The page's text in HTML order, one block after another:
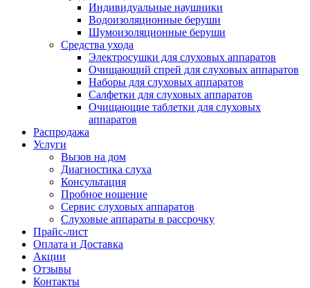
Индивидуальные наушники
Водоизоляционные беруши
Шумоизоляционные беруши
Средства ухода
Электросушки для слуховых аппаратов
Очищающий спрей для слуховых аппаратов
Наборы для слуховых аппаратов
Салфетки для слуховых аппаратов
Очищающие таблетки для слуховых
аппаратов
Распродажа
Услуги
Вызов на дом
Диагностика слуха
Консультация
Пробное ношение
Сервис слуховых аппаратов
Слуховые аппараты в рассрочку
Прайс-лист
Оплата и Доставка
Акции
Отзывы
Контакты